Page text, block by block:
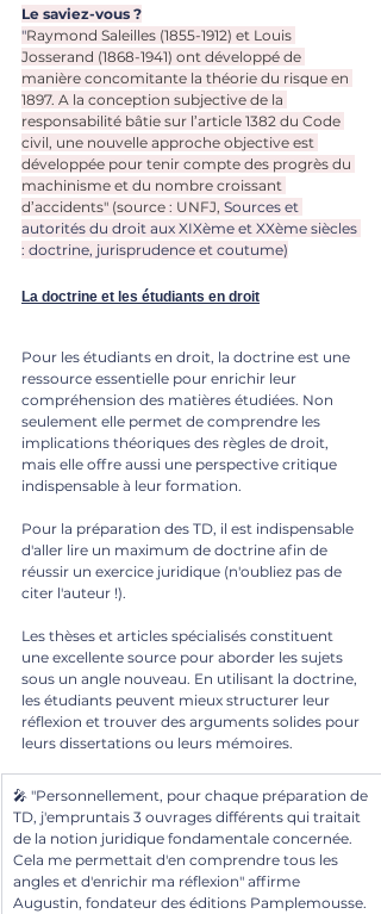
Le saviez-vous ?
"Raymond Saleilles (1855-1912) et Louis
Josserand (1868-1941) ont développé de
manière concomitante la théorie du risque en
1897. A la conception subjective de la
responsabilité bâtie sur l’article 1382 du Code
civil, une nouvelle approche objective est
développée pour tenir compte des progrès du
machinisme et du nombre croissant
d’accidents" (source : UNFJ, Sources et
autorités du droit aux XIXème et XXème siècles
: doctrine, jurisprudence et coutume)
La doctrine et les étudiants en droit
Pour les étudiants en droit, la doctrine est une
ressource essentielle pour enrichir leur
compréhension des matières étudiées. Non
seulement elle permet de comprendre les
implications théoriques des règles de droit,
mais elle offre aussi une perspective critique
indispensable à leur formation.
Pour la préparation des TD, il est indispensable
d'aller lire un maximum de doctrine afin de
réussir un exercice juridique (n'oubliez pas de
citer l'auteur !).
Les thèses et articles spécialisés constituent
une excellente source pour aborder les sujets
sous un angle nouveau. En utilisant la doctrine,
les étudiants peuvent mieux structurer leur
réflexion et trouver des arguments solides pour
leurs dissertations ou leurs mémoires.
🎤 "Personnellement, pour chaque préparation de
TD, j'empruntais 3 ouvrages différents qui traitait
de la notion juridique fondamentale concernée.
Cela me permettait d'en comprendre tous les
angles et d'enrichir ma réflexion" affirme
Augustin, fondateur des éditions Pamplemousse.